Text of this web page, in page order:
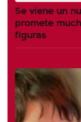
Se viene un
promete
figuras